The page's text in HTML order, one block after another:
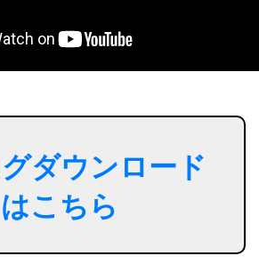
ダウンロード
はこちら